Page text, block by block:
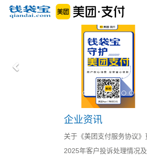
企业资讯
关于《美团支付服务协议
2025年客户投诉处理情况